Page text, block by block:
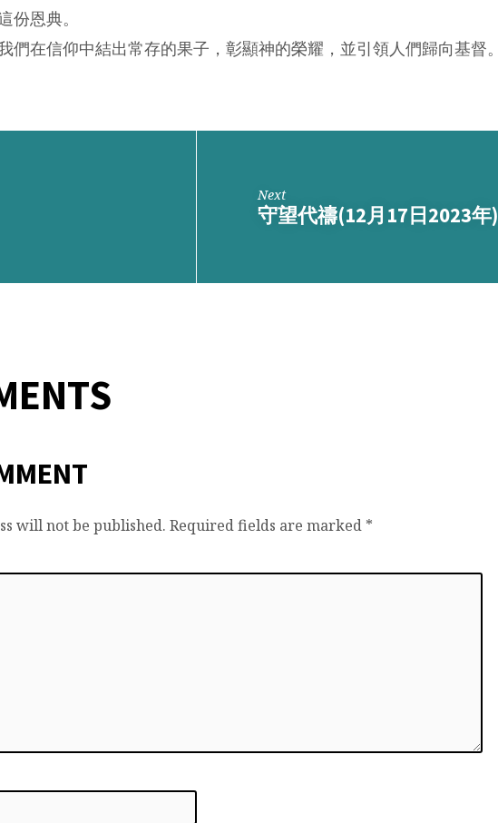
份恩典。
們在信仰中結出常存的果子，彰顯神的榮耀，並引領人們歸向基督。
Next
守望代禱(12月17日2023年)
will not be published. Required fields are marked *